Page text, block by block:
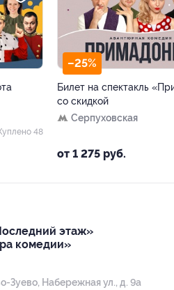
48
–25%
Билет на спектакль
со скидкой
Серпуховская
от 1 275 руб.
этаж»
комедии»
Зуево, Набережная ул., д. 9а